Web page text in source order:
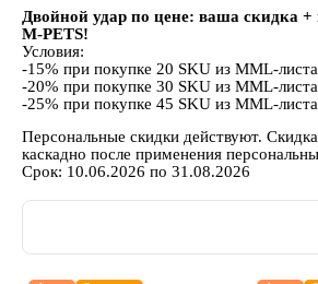
Аксессуары
Расходные материалы
Шовный материал
Двойной удар по цене: ваша скидка +
M-PETS!
Условия:
-15% при покупке 20 SKU из MML-
-20% при покупке 30 SKU из MML-
-25% при покупке 45 SKU из MML-
Персональные скидки действуют.
каскадно после применения
Срок: 10.06.2026 по 31.08.2026